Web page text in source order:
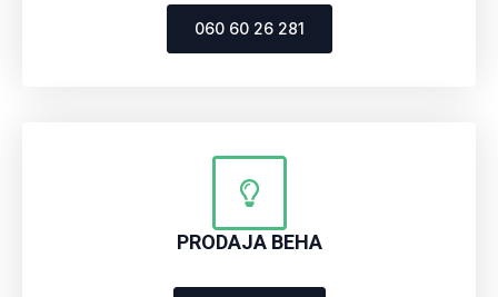
060 60 26 281
PRODAJA BEHA